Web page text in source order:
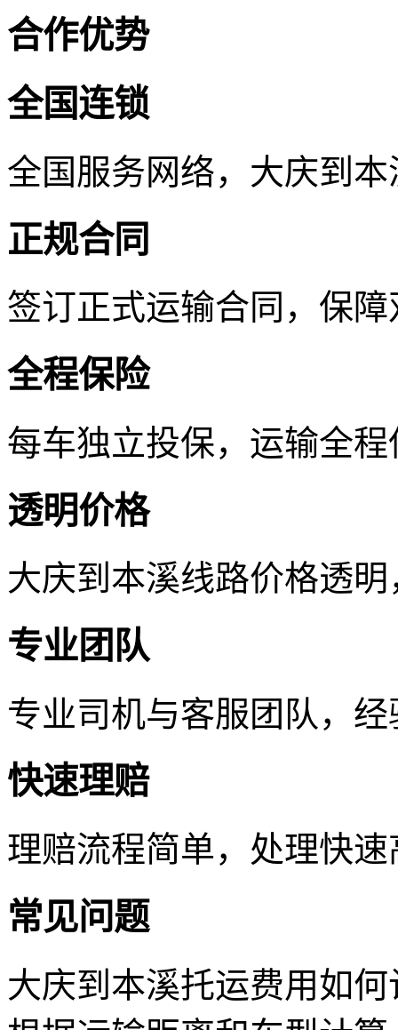
合作优势
全国连锁
全国服务网络，大庆到
正规合同
签订正式运输合同，保
全程保险
每车独立投保，运输全程
透明价格
大庆到本溪线路价格透
专业团队
专业司机与客服团队，
快速理赔
理赔流程简单，处理快速
常见问题
大庆到本溪托运费用如何